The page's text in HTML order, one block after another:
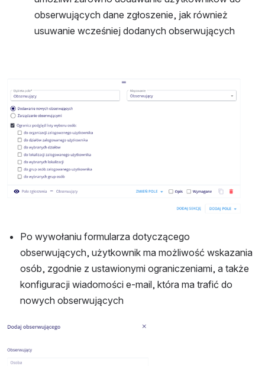
obserwujących dane zgłoszenie, jak również
usuwanie wcześniej dodanych obserwujących
Po wywołaniu formularza dotyczącego
obserwujących, użytkownik ma możliwość wskazania
osób, zgodnie z ustawionymi ograniczeniami, a także
konfiguracji wiadomości e-mail, która ma trafić do
nowych obserwujących
Otwórz